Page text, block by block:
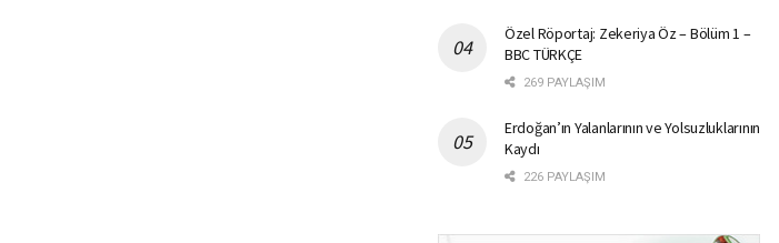
Özel Röportaj: Zekeriya Öz – Bölüm 1 –
BBC TÜRKÇE
269 PAYLAŞIM
Erdoğan’ın Yalanlarının ve Yolsuzluklarının
Kaydı
226 PAYLAŞIM